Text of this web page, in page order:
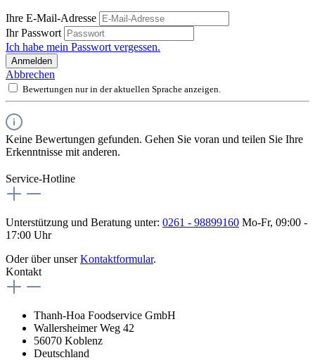
Ihre E-Mail-Adresse
Ihr Passwort
Ich habe mein Passwort vergessen.
Anmelden
Abbrechen
Bewertungen nur in der aktuellen Sprache anzeigen.
Keine Bewertungen gefunden. Gehen Sie voran und teilen Sie Ihre
Erkenntnisse mit anderen.
Service-Hotline
Unterstützung und Beratung unter: 0261 - 98899160 Mo-Fr, 09:00 -
17:00 Uhr
Oder über unserKontaktformular.
Kontakt
Thanh-Hoa Foodservice GmbH
Wallersheimer Weg 42
56070 Koblenz
Deutschland